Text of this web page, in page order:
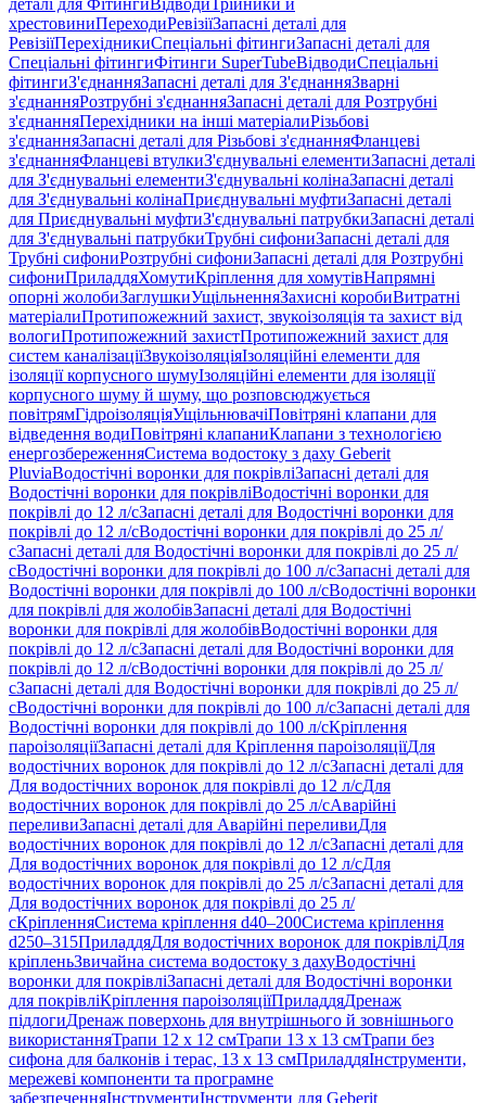
деталі для ФітингиВідводиТрійники й
хрестовиниПереходиРевізіїЗапасні деталі для
РевізіїПерехідникиСпеціальні фітингиЗапасні деталі для
Спеціальні фітингиФітинги SuperTubeВідводиСпеціальні
фітингиЗ'єднанняЗапасні деталі для З'єднанняЗварні
з'єднанняРозтрубні з'єднанняЗапасні деталі для Розтрубні
з'єднанняПерехідники на інші матеріалиРізьбові
з'єднанняЗапасні деталі для Різьбові з'єднанняФланцеві
з'єднанняФланцеві втулкиЗ'єднувальні елементиЗапасні деталі
для З'єднувальні елементиЗ'єднувальні колінаЗапасні деталі
для З'єднувальні колінаПриєднувальні муфтиЗапасні деталі
для Приєднувальні муфтиЗ'єднувальні патрубкиЗапасні деталі
для З'єднувальні патрубкиТрубні сифониЗапасні деталі для
Трубні сифониРозтрубні сифониЗапасні деталі для Розтрубні
сифониПриладдяХомутиКріплення для хомутівНапрямні
опорні жолобиЗаглушкиУщільненняЗахисні коробиВитратні
матеріалиПротипожежний захист, звукоізоляція та захист від
вологиПротипожежний захистПротипожежний захист для
систем каналізаціїЗвукоізоляціяІзоляційні елементи для
ізоляції корпусного шумуІзоляційні елементи для ізоляції
корпусного шуму й шуму, що розповсюджується
повітрямГідроізоляціяУщільнювачіПовітряні клапани для
відведення водиПовітряні клапаниКлапани з технологією
енергозбереженняСистема водостоку з даху Geberit
PluviaВодостічні воронки для покрівліЗапасні деталі для
Водостічні воронки для покрівліВодостічні воронки для
покрівлі до 12 л/сЗапасні деталі для Водостічні воронки для
покрівлі до 12 л/сВодостічні воронки для покрівлі до 25 л/
сЗапасні деталі для Водостічні воронки для покрівлі до 25 л/
сВодостічні воронки для покрівлі до 100 л/сЗапасні деталі для
Водостічні воронки для покрівлі до 100 л/сВодостічні воронки
для покрівлі для жолобівЗапасні деталі для Водостічні
воронки для покрівлі для жолобівВодостічні воронки для
покрівлі до 12 л/сЗапасні деталі для Водостічні воронки для
покрівлі до 12 л/сВодостічні воронки для покрівлі до 25 л/
сЗапасні деталі для Водостічні воронки для покрівлі до 25 л/
сВодостічні воронки для покрівлі до 100 л/сЗапасні деталі для
Водостічні воронки для покрівлі до 100 л/сКріплення
пароізоляціїЗапасні деталі для Кріплення пароізоляціїДля
водостічних воронок для покрівлі до 12 л/сЗапасні деталі для
Для водостічних воронок для покрівлі до 12 л/сДля
водостічних воронок для покрівлі до 25 л/сАварійні
переливиЗапасні деталі для Аварійні переливиДля
водостічних воронок для покрівлі до 12 л/сЗапасні деталі для
Для водостічних воронок для покрівлі до 12 л/сДля
водостічних воронок для покрівлі до 25 л/сЗапасні деталі для
Для водостічних воронок для покрівлі до 25 л/
сКріпленняСистема кріплення d40–200Система кріплення
d250–315ПриладдяДля водостічних воронок для покрівліДля
кріпленьЗвичайна система водостоку з дахуВодостічні
воронки для покрівліЗапасні деталі для Водостічні воронки
для покрівліКріплення пароізоляціїПриладдяДренаж
підлогиДренаж поверхонь для внутрішнього й зовнішнього
використанняТрапи 12 x 12 смТрапи 13 x 13 смТрапи без
сифона для балконів і терас, 13 x 13 смПриладдяІнструменти,
мережеві компоненти та програмне
забезпеченняІнструментиІнструменти для Geberit